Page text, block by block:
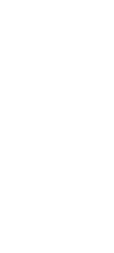
a kedvencekhez